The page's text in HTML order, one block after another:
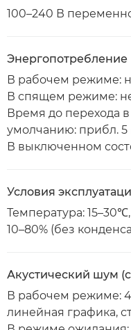
100–240 В
Энергопотребление
В рабочем режиме:
В спящем режиме:
Время до перехода
умолчанию: прибл. 5
В выключенном
Условия
Температура:
10–80% (без
Акустический шум
В рабочем режиме:
линейная графика,